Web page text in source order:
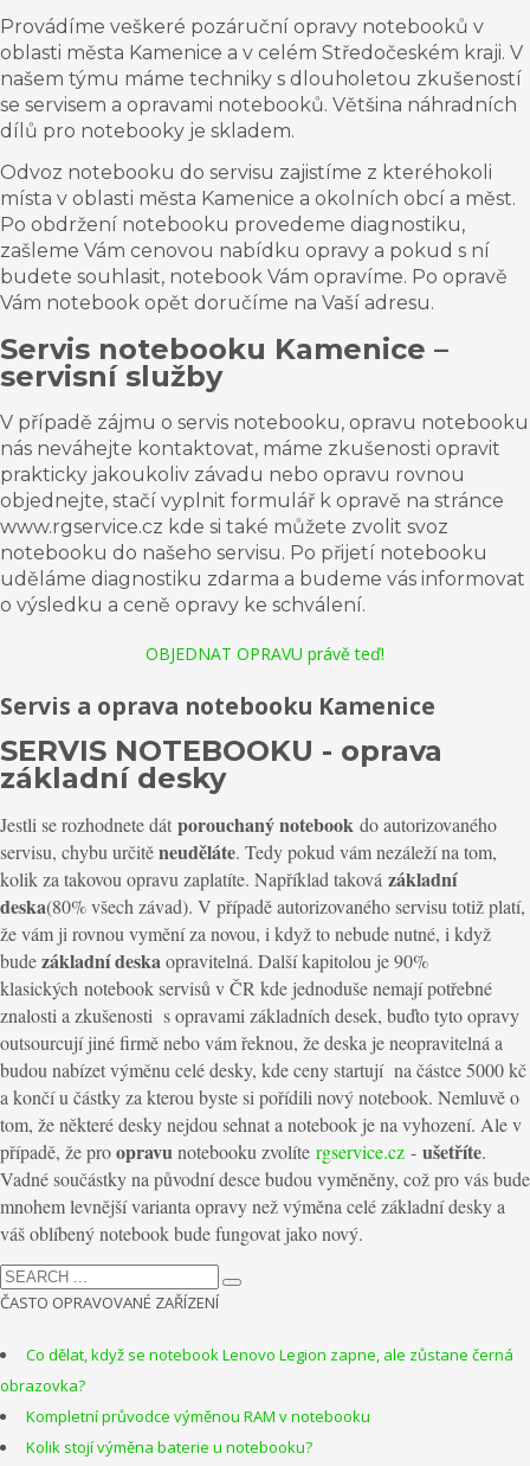
Provádíme veškeré pozáruční opravy notebooků v
oblasti města Kamenice a v celém Středočeském kraji. V
našem týmu máme techniky s dlouholetou zkušeností
se servisem a opravami notebooků. Většina náhradních
dílů pro notebooky je skladem.
Odvoz notebooku do servisu zajistíme z kteréhokoli
místa v oblasti města Kamenice a okolních obcí a měst.
Po obdržení notebooku provedeme diagnostiku,
zašleme Vám cenovou nabídku opravy a pokud s ní
budete souhlasit, notebook Vám opravíme. Po opravě
Vám notebook opět doručíme na Vaší adresu.
Servis notebooku Kamenice –
servisní služby
V případě zájmu o servis notebooku, opravu notebooku
nás neváhejte kontaktovat, máme zkušenosti opravit
prakticky jakoukoliv závadu nebo opravu rovnou
objednejte, stačí vyplnit formulář k opravě na stránce
www.rgservice.cz kde si také můžete zvolit svoz
notebooku do našeho servisu. Po přijetí notebooku
uděláme diagnostiku zdarma a budeme vás informovat
o výsledku a ceně opravy ke schválení.
OBJEDNAT OPRAVU právě teď!
Servis a oprava notebooku Kamenice
SERVIS NOTEBOOKU - oprava
základní desky
Jestli se rozhodnete dát porouchaný notebook do autorizovaného
servisu, chybu určitěneuděláte. Tedy pokud vám nezáleží na tom,
kolik za takovou opravu zaplatíte. Například taková základní
deska(80% všech závad). V případě autorizovaného servisu totiž platí,
že vám ji rovnou vymění za novou, i když to nebude nutné, i když
budezákladní deskaopravitelná. Další kapitolou je 90%
klasických notebook servisů v ČR kde jednoduše nemají potřebné
znalostiazkušenosti s opravami základních desek, buďto tyto opravy
outsourcují jiné firmě nebo vám řeknou, že deska je neopravitelná a
budou nabízet výměnu celé desky, kde ceny startují na částce 5000 kč
a končí u částky za kterou byste si pořídili nový notebook. Nemluvě o
tom, že některé desky nejdousehnata notebook je na vyhození. Ale v
případě, že proopravunotebooku zvolíte rgservice.cz - ušetříte.
Vadné součástky na původní desce budou vyměněny, což pro vás bude
mnohem levnější varianta opravy než výměna celé základní deskya
váš oblíbený notebook bude fungovat jako nový.
ČASTO OPRAVOVANÉ ZAŘÍZENÍ
Co dělat, když se notebook Lenovo Legion zapne, ale zůstane černá
obrazovka?
Kompletní průvodce výměnou RAM v notebooku
Kolik stojí výměna baterie u notebooku?